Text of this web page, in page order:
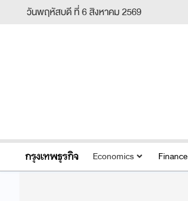
วันพฤหัสบดี ที่ 6 สิงหาคม 2569
Economics Finance